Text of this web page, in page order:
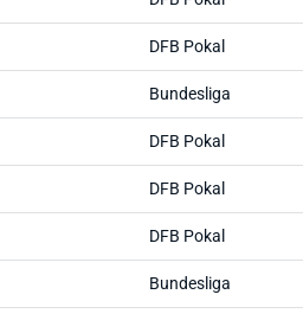
DFB Pokal
Bundesliga
DFB Pokal
DFB Pokal
DFB Pokal
Bundesliga